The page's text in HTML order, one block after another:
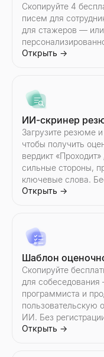
Обработчик
Вставьте любое
Генератор
Опишите ваше
Открыть→
Создавайте
Открыть
Скопируйте 4
писем для
для стажеров —
Открыть →
ИИ-скринер
Загрузите резюме
чтобы получить
вердикт
сильные стороны,
ключевые слова.
Открыть →
Шаблон
Скопируйте
для
программиста и
пользовательскую
ИИ. Без
Открыть →